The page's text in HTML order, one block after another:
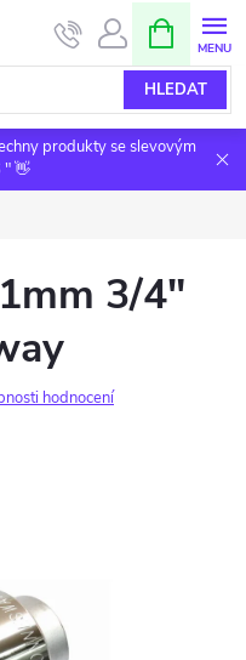
HLEDAT
NÁKUPNÍ
KOŠÍK
produkty se slevovým
" 👋
3/4"
hodnocení